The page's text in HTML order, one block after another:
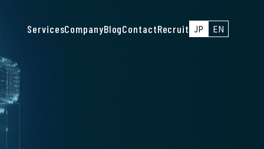
ServicesCompanyBlogContactRecruit JP EN